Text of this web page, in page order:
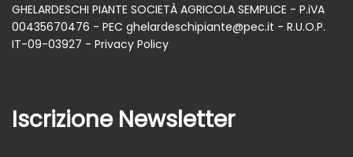
GHELARDESCHI PIANTE SOCIETÀ AGRICOLA SEMPLICE - P.iVA
00435670476 - PEC ghelardeschipiante@pec.it - R.U.O.P.
IT-09-03927 - Privacy Policy
Iscrizione Newsletter